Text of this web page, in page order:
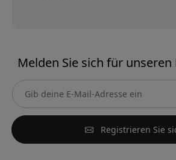
Melden Sie sich für
Registrieren Sie